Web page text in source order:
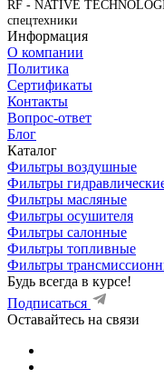
RF - NATIVE
спецтехники
Информация
О компании
Политика
Сертификаты
Контакты
Вопрос-ответ
Блог
Каталог
Фильтры воздушные
Фильтры
Фильтры масляные
Фильтры осушителя
Фильтры салонные
Фильтры топливные
Фильтры
Будь всегда в курсе!
Подписаться
Оставайтесь на связи